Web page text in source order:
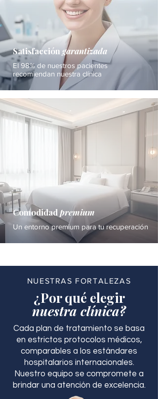
Satisfacción garantizada
El 98% de nuestros pacientes
recomiendan nuestra clínica
Comodidad premium
Un entorno premium para tu recuperación
NUESTRAS FORTALEZAS
¿Por qué elegir
nuestra clínica?
Cada plan de tratamiento se basa
en estrictos protocolos médicos,
comparables a los estándares
hospitalarios internacionales.
Nuestro equipo se compromete a
brindar una atención de excelencia.